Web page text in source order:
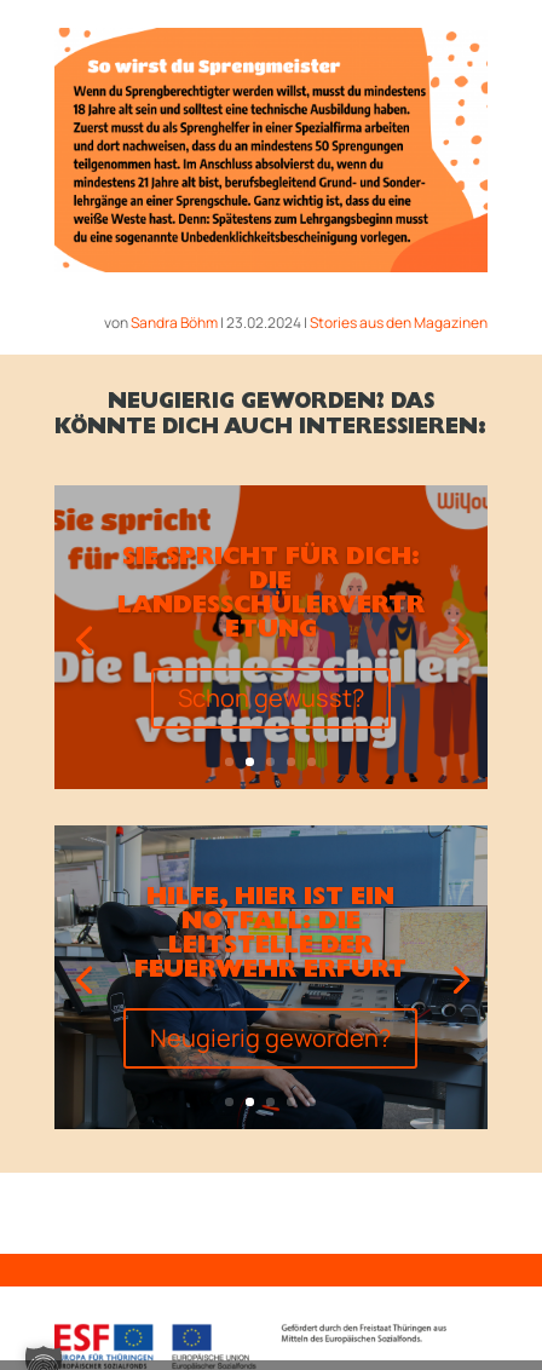
vonSandra Böhm|23.02.2024|Stories aus den Magazinen
NEUGIERIG GEWORDEN? DAS
KÖNNTE DICH AUCH INTERESSIEREN:
SIE SPRICHT FÜR DICH:
DIE
LANDESSCHÜLERVERTR
ETUNG
Schon gewusst?
HILFE, HIER IST EIN
NOTFALL: DIE
LEITSTELLE DER
FEUERWEHR ERFURT
Neugierig geworden?